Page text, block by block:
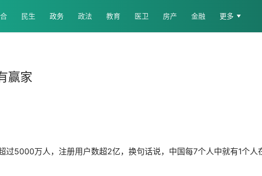
民生 政务 政法 教育 医卫 房产 金融 更多
赢家
过5000万人，注册用户数超2亿，换句话说，中国每7个人中就有1个人